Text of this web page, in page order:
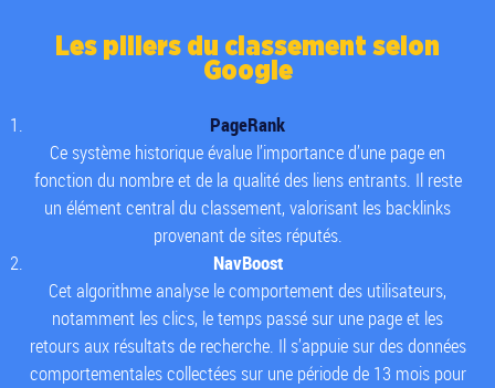
Les piliers du classement selon
Google
PageRank
Ce système historique évalue l’importance d’une page en
fonction du nombre et de la qualité des liens entrants. Il reste
un élément central du classement, valorisant les backlinks
provenant de sites réputés.
NavBoost
Cet algorithme analyse le comportement des utilisateurs,
notamment les clics, le temps passé sur une page et les
retours aux résultats de recherche. Il s’appuie sur des données
comportementales collectées sur une période de 13 mois pour